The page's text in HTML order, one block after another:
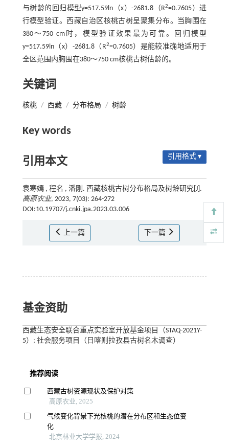
与树龄的回归模型y=517.59ln（x）-2681.8（R2=0.7605）进
行模型验证。西藏自治区核桃古树呈聚集分布。当胸围在
380～750 cm时，模型验证效果最为可靠。回归模型
y=517.59ln（x）-2681.8（R2=0.7605）是能较准确地适用于
全区范围内胸围在380～750 cm核桃古树估龄的。
关键词
核桃 / 西藏 / 分布格局 / 树龄
Key words
引用本文 引用格式 ▾
袁寒嫣 , 程名 , 潘刚. 西藏核桃古树分布格局及树龄研究[J].
高原农业, 2023, 7(03): 264-272
DOI:10.19707/j.cnki.jpa.2023.03.006
上一篇 下一篇
基金资助
西藏生态安全联合重点实验室开放基金项目（STAQ-2021Y-
5）; 社会服务项目（日喀则拉孜县古树名木调查）